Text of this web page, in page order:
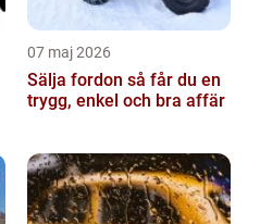
07 maj 2026
Sälja fordon så får du en
trygg, enkel och bra affär